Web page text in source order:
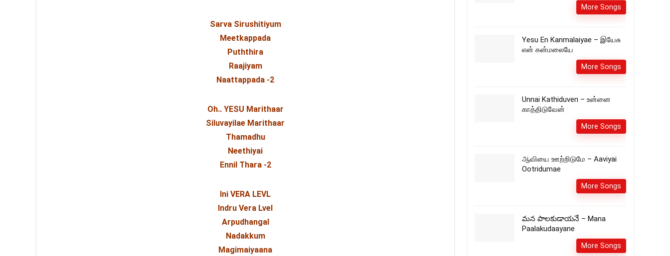
Sarva Sirushitiyum
Meetkappada
Puththira
Raajiyam
Naattappada -2
Oh.. YESU Marithaar
Siluvayilae Marithaar
Thamadhu
Neethiyai
Ennil Thara -2
Ini VERA LEVL
Indru Vera Lvel
Arpudhangal
Nadakkum
Magimaiyaana
More Songs
Yesu En Kanmalaiyae – இயேசு
என் கன்மலையே
More Songs
Unnai Kathiduven – உன்னை
காத்திடுவேன்
More Songs
ஆவியை ஊற்றிடுமே – Aaviyai
Ootridumae
More Songs
మన పాలకుడాయనే – Mana
Paalakudaayane
More Songs